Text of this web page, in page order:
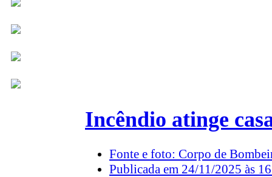
Incêndio atinge
Fonte e foto: Corpo de
Publicada em 24/11/2025 às